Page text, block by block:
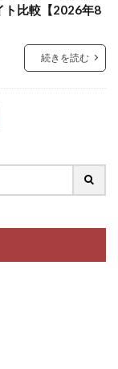
ト比較【2026年8
続きを読む